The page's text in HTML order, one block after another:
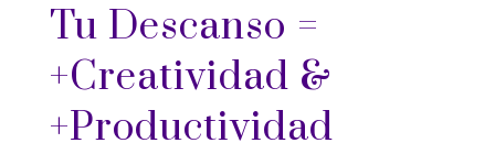
Tu Descanso =
+Creatividad &
+Productividad